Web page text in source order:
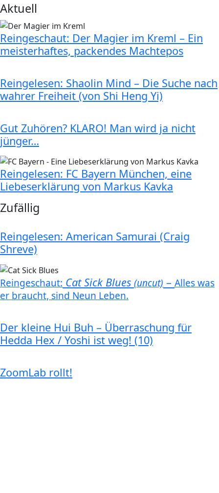
Aktuell
Reingeschaut: Der Magier im Kreml – Ein
meisterhaftes, packendes Machtepos
Reingelesen: Shaolin Mind – Die Suche nach
wahrer Freiheit (von Shi Heng Yi)
Gut Zuhören? KLARO! Man wird ja nicht
jünger…
Reingelesen: FC Bayern München, eine
Liebeserklärung von Markus Kavka
Zufällig
Reingelesen: American Samurai (Craig
Shreve)
Reingeschaut: Cat Sick Blues (uncut) – Alles was
er braucht, sind Neun Leben.
Der kleine Hui Buh – Überraschung für
Hedda Hex / Yoshi ist weg! (10)
ZoomLab rollt!